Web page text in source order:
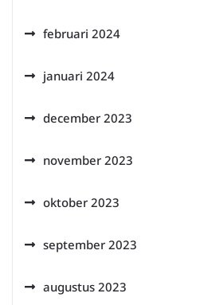
februari 2024
januari 2024
december 2023
november 2023
oktober 2023
september 2023
augustus 2023